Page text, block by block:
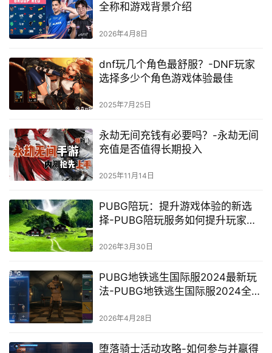
全称和游戏背景介绍
2026年4月8日
dnf玩几个角色最舒服？-DNF玩家
选择多少个角色游戏体验最佳
2025年7月25日
永劫无间充钱有必要吗？-永劫无间
充值是否值得长期投入
2025年11月14日
PUBG陪玩：提升游戏体验的新选
择-PUBG陪玩服务如何提升玩家胜
2026年3月30日
PUBG地铁逃生国际服2024最新玩
法-PUBG地铁逃生国际服2024全面
2026年4月28日
堕落骑士活动攻略-如何参与并赢得